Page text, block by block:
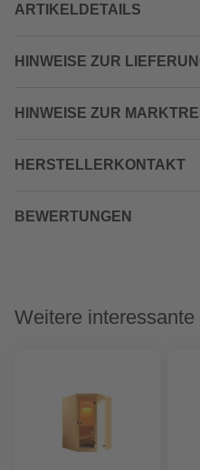
ARTIKELDETAILS
HINWEISE ZUR
HINWEISE ZUR
HERSTELLERKONTAKT
BEWERTUNGEN
Weitere interessante